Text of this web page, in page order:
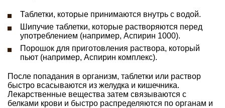
Таблетки, которые принимаются внутрь с водой.
Шипучие таблетки, которые растворяются перед
употреблением (например, Аспирин 1000).
Порошок для приготовления раствора, который
пьют (например, Аспирин комплекс).
После попадания в организм, таблетки или раствор
быстро всасываются из желудка и кишечника.
Лекарственные вещества затем связываются с
белками крови и быстро распределяются по органам и